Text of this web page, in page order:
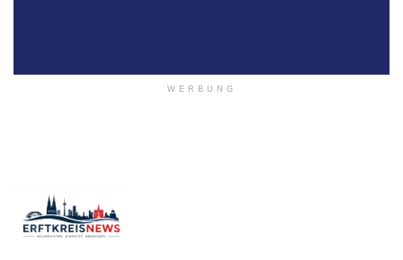
WERBUNG